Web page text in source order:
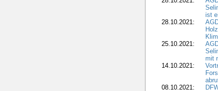
ist
28.10.2021:
25.10.2021:
mit
14.10.2021:
08.10.2021: